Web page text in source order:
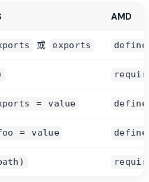
AMD
或 exports
= value
= value